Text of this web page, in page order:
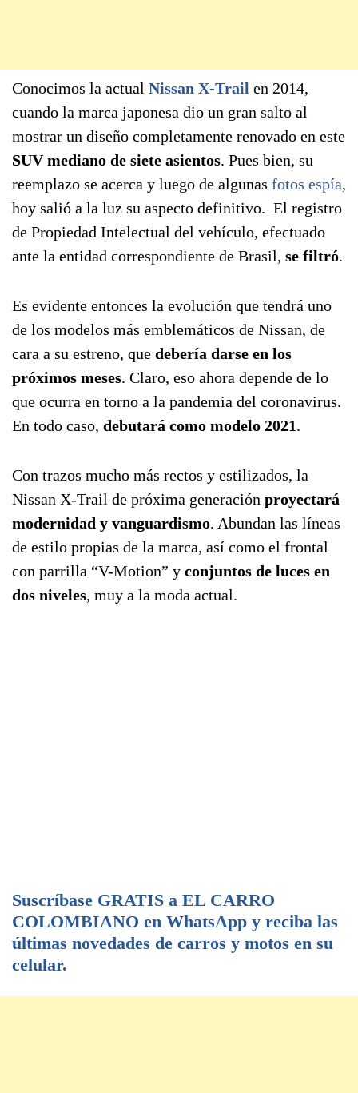
Conocimos la actual Nissan X-Trail en 2014,
cuando la marca japonesa dio un gran salto al
mostrar un diseño completamente renovado en este
SUV mediano de siete asientos. Pues bien, su
reemplazo se acerca y luego de algunas fotos espía,
hoy salió a la luz su aspecto definitivo. El registro
de Propiedad Intelectual del vehículo, efectuado
ante la entidad correspondiente de Brasil, se filtró.
Es evidente entonces la evolución que tendrá uno
de los modelos más emblemáticos de Nissan, de
cara a su estreno, que debería darse en los
próximos meses. Claro, eso ahora depende de lo
que ocurra en torno a la pandemia del coronavirus.
En todo caso, debutará como modelo 2021.
Con trazos mucho más rectos y estilizados, la
Nissan X-Trail de próxima generación proyectará
modernidad y vanguardismo. Abundan las líneas
de estilo propias de la marca, así como el frontal
con parrilla “V-Motion” y conjuntos de luces en
dos niveles, muy a la moda actual.
Suscríbase GRATIS a EL CARRO
COLOMBIANO en WhatsApp y reciba las
últimas novedades de carros y motos en su
celular.